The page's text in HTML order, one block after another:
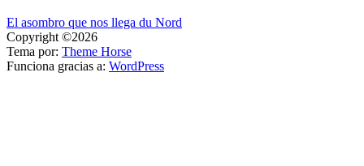
Navegación
de
entradas
El asombro que nos llega du Nord
Copyright ©2026
Tema por: Theme Horse
Funciona gracias a: WordPress